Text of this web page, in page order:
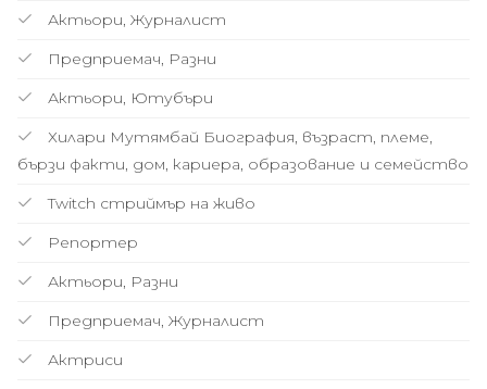
Актьори, Журналист
Предприемач, Разни
Актьори, Ютубъри
Хилари Мутямбай Биография, възраст, племе,
бързи факти, дом, кариера, образование и семейство
Twitch стриймър на живо
Репортер
Актьори, Разни
Предприемач, Журналист
Актриси